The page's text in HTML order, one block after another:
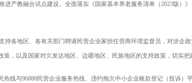
教融合试点建设。全面落实《国家基本养老服务清单（2023版）
地区、各有关部门聘请民营企业家担任营商环境监督员，对涉企政
以及国家对欠发达地区、边疆地区、民族地区的支持政策，切实
与96888民营企业服务热线、违约拖欠中小企业账款登记（投诉）